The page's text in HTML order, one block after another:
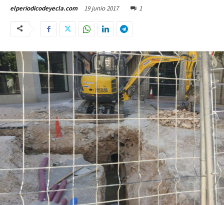
elperiodicodeyecla.com 19 junio 2017 1